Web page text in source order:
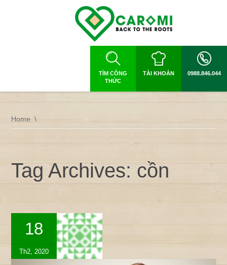
TÌM CÔNG
THỨC
TÀI KHOẢN 0988.846.044
Home
Tag Archives: cồn
18
Th2, 2020